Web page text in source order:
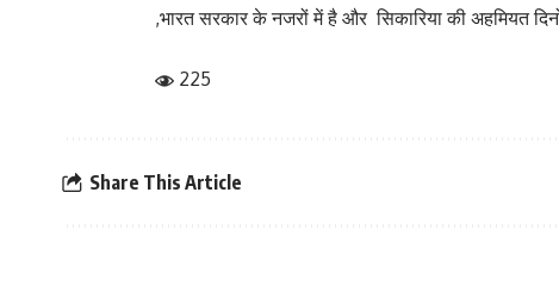
,भारत सरकार के नजरों में है और सिकारिया की अहमियत
225
Share This Article